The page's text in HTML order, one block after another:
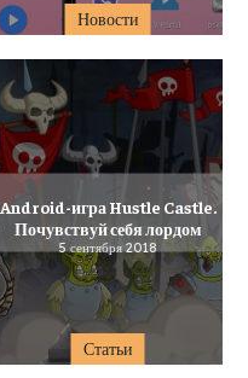
Новости
Статьи
Android-игра Hustle Castle.
Почувствуй себя лордом
5 сентября 2018